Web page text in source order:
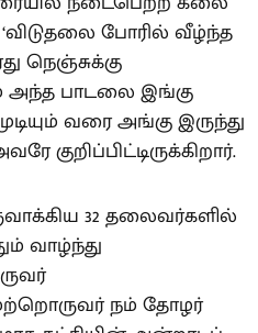
போரில் வீழ்ந்த
நெஞ்சுக்கு
அந்த பாடலை இங்கு
வரை அங்கு இருந்து
குறிப்பிட்டிருக்கிறார்.
32 தலைவர்களில்
வாழ்ந்து
நம் தோழர்